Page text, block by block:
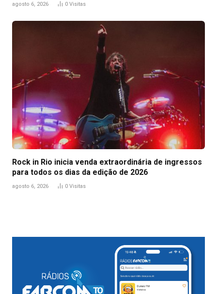
agosto 6, 2026 0 Visitas
Rock in Rio inicia venda extraordinária de ingressos
para todos os dias da edição de 2026
agosto 6, 2026 0 Visitas